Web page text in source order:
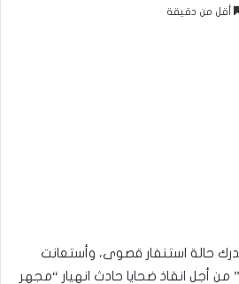
أقل من دقيقة
حالة استنفار قصوى، وأستعانت
من أجل انقاذ ضحايا حادث انهيار “مجهر